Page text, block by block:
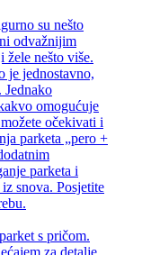
su nešto
odvažnijim
nešto više.
je jednostavno,
omogućuje
očekivati i
parketa „pero +
parketa i
snova. Posjetite
s pričom.
za detalje,